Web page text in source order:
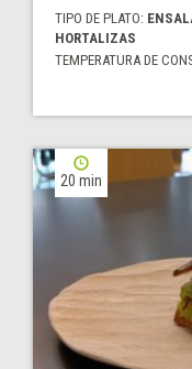
TIPO DE PLATO:
HORTALIZAS
TEMPERATURA DE
20 min